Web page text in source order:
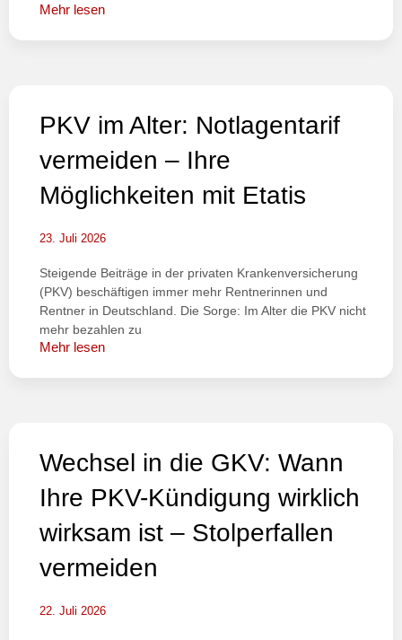
Mehr lesen
PKV im Alter: Notlagentarif
vermeiden – Ihre
Möglichkeiten mit Etatis
23. Juli 2026
Steigende Beiträge in der privaten Krankenversicherung
(PKV) beschäftigen immer mehr Rentnerinnen und
Rentner in Deutschland. Die Sorge: Im Alter die PKV nicht
mehr bezahlen zu
Mehr lesen
Wechsel in die GKV: Wann
Ihre PKV-Kündigung wirklich
wirksam ist – Stolperfallen
vermeiden
22. Juli 2026